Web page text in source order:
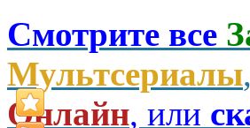
Смотрите все
Мультсериалы,
Онлайн, или